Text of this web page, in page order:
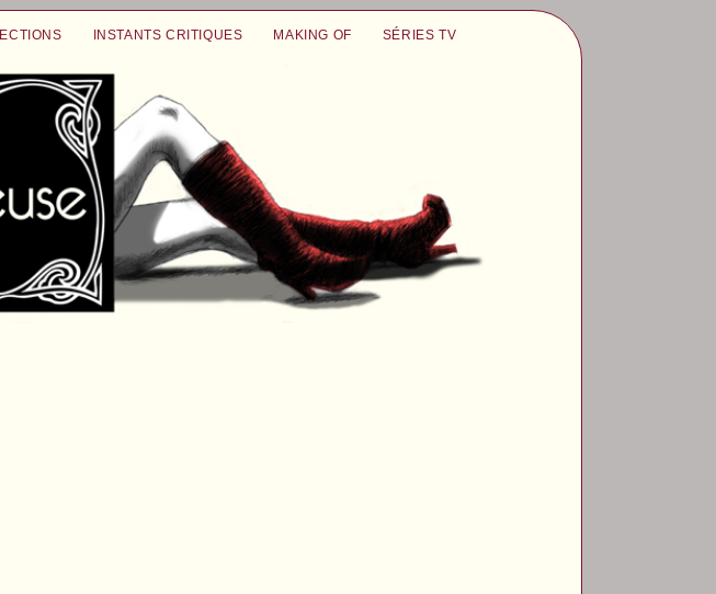
INSTANTS CRITIQUES MAKING OF SÉRIES TV